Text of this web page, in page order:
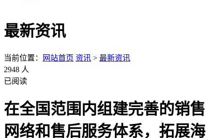
最新资讯
当前位置： 网站首页 资讯 > 最新资讯
2948 人
已阅读
在全国范围内组建完善的销售
网络和售后服务体系，拓展海